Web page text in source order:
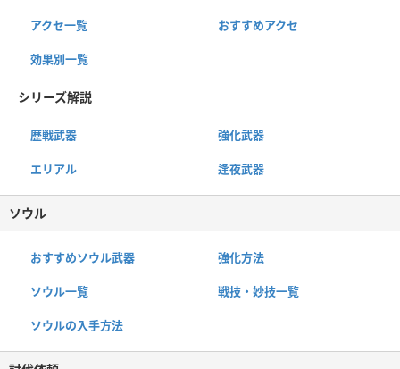
アクセ一覧 おすすめアクセ
効果別一覧
シリーズ解説
歴戦武器 強化武器
エリアル 逢夜武器
ソウル
おすすめソウル武器 強化方法
ソウル一覧 戦技・妙技一覧
ソウルの入手方法